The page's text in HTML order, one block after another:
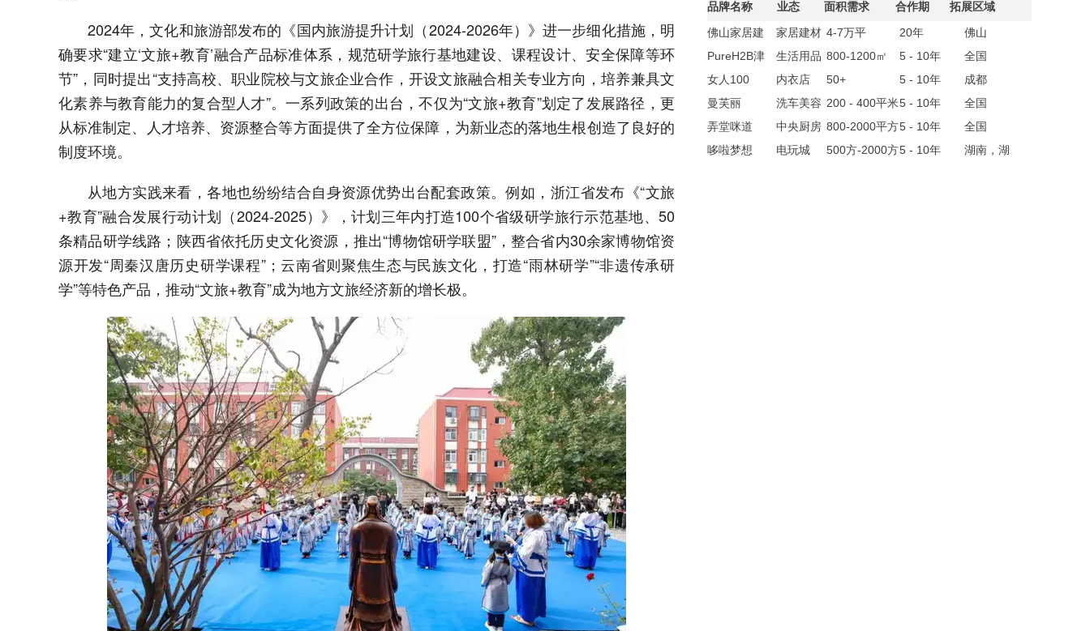
2024年，文化和旅游部发布的《国内旅游提升计划（2024-2026年）》进一步细化措施，明
确要求“建立‘文旅+教育’融合产品标准体系，规范研学旅行基地建设、课程设计、安全保障等环
节”，同时提出“支持高校、职业院校与文旅企业合作，开设文旅融合相关专业方向，培养兼具文
化素养与教育能力的复合型人才”。一系列政策的出台，不仅为“文旅+教育”划定了发展路径，更
从标准制定、人才培养、资源整合等方面提供了全方位保障，为新业态的落地生根创造了良好的
制度环境。
从地方实践来看，各地也纷纷结合自身资源优势出台配套政策。例如，浙江省发布《“文旅
+教育”融合发展行动计划（2024-2025）》，计划三年内打造100个省级研学旅行示范基地、50
条精品研学线路；陕西省依托历史文化资源，推出“博物馆研学联盟”，整合省内30余家博物馆资
源开发“周秦汉唐历史研学课程”；云南省则聚焦生态与民族文化，打造“雨林研学”“非遗传承研
学”等特色产品，推动“文旅+教育”成为地方文旅经济新的增长极。
品牌名称 业态 面积需求 合作期 拓展区域
佛山家居建
材联盟
家居建材 4-7万平 20年
佛山
PureH2B津
梁生活
生活用品
集合店
800-1200㎡ 5 - 10年
全国
女人100
内衣店 50+ 5 - 10年
成都
曼芙丽
洗车美容
店
200 - 400平米5 - 10年
全国
弄堂咪道
中央厨房 800-2000平方5 - 10年
全国
哆啦梦想
电玩城 500方-2000方5 - 10年
湖南，湖